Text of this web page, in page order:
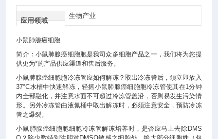
应用领域
生物产业
小鼠肺腺癌细胞
简介：小鼠肺腺癌细胞胞是我司众多细胞产品之一，我们将为您提
供更为*的产品供应渠道和售后服务。
小鼠肺腺癌细胞胞冷冻管应如何解冻？取出冷冻管后，须立即放入
37°C水槽中快速解冻，轻摇小鼠肺腺癌细胞胞冷冻管使其在1分钟
内全部融化，并注意水面不可超过冷冻管盖沿，否则易发生污染情
形。另外冷冻管由液氮桶中取出解冻时，必须注意安全，预防冷冻
管之爆裂。
小鼠肺腺癌细胞胞细胞冷冻管解冻培养时，是否应马上去除DMS